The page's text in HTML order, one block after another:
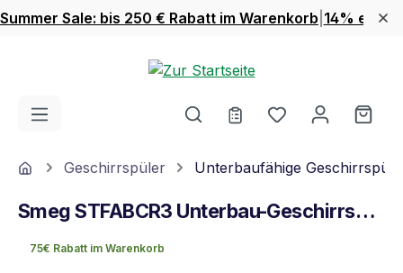
Zum Hauptinhalt springen
Summer Sale: bis 250 € Rabatt im Warenkorb 14% extra
Du hast 0
HomeGeschirrspüler Unterbaufähige
Smeg STFABCR3 Unterbau-Geschirrspüler Creme
75€ Rabatt im Warenkorb